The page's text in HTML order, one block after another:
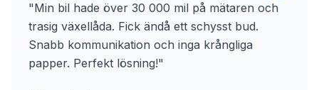
"Min bil hade över 30 000 mil på mätaren och
trasig växellåda. Fick ändå ett schysst bud.
Snabb kommunikation och inga krångliga
papper. Perfekt lösning!"